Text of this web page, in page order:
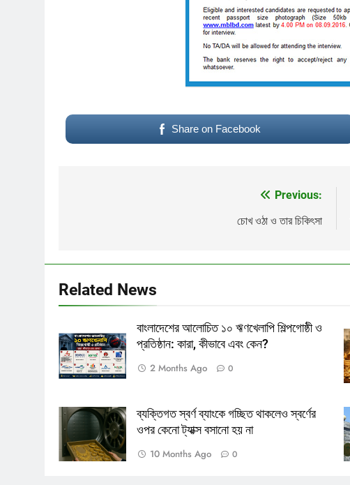
Share on Facebook
Previous:
চোখ ওঠা ও তার চিকিৎসা
Related News
বাংলাদেশের আলোচিত ১০ ঋণখেলাপি শিল্পগোষ্ঠী ও
প্রতিষ্ঠান: কারা, কীভাবে এবং কেন?
2 Months Ago 0
ব্যক্তিগত স্বর্ণ ব্যাংকে গচ্ছিত থাকলেও স্বর্ণের
ওপর কেনো ট্যাক্স বসানো হয় না
10 Months Ago 0